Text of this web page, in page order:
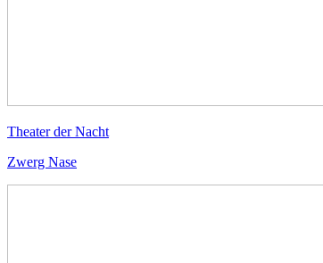
Theater der Nacht
Zwerg Nase